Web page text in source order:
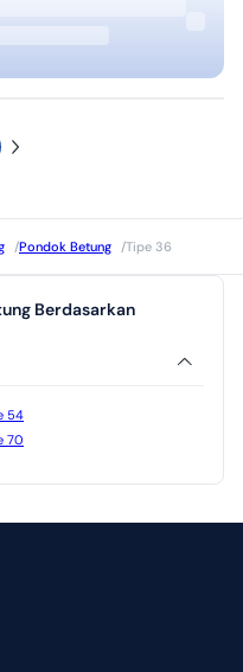
/Pondok Betung /Tipe 36
Berdasarkan
54
70